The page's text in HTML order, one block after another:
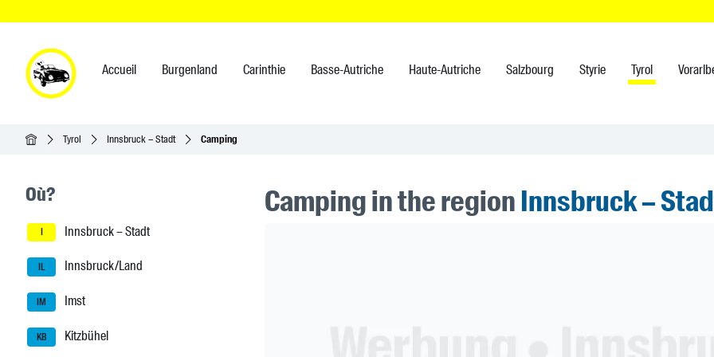
Accueil Burgenland Carinthie Basse-Autriche Haute-Autriche Salzbourg Styrie Tyrol
AccueilTyrol Innsbruck – Stadt Camping
Seitenleisten-Navigation
Où?
I Innsbruck – Stadt
IL Innsbruck/Land
IM Imst
KB Kitzbühel
Camping in the regionInnsbruck –